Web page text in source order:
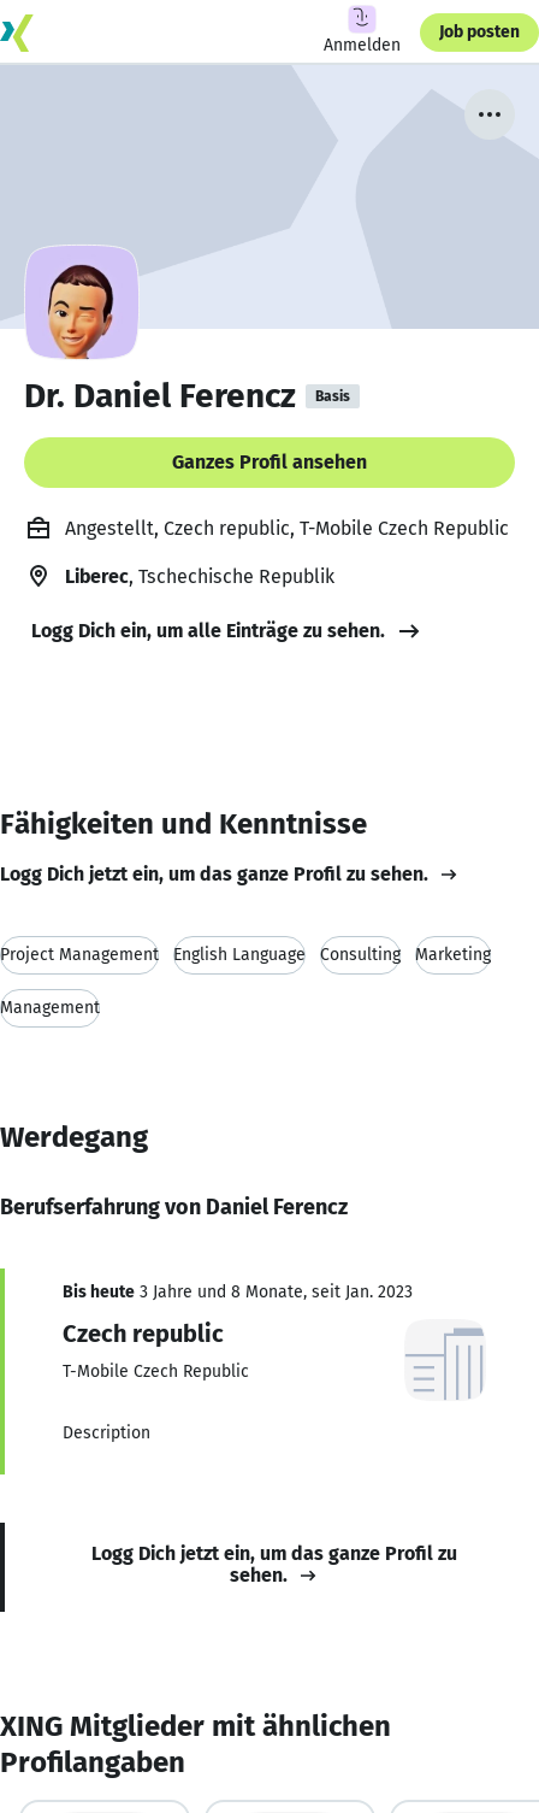
Anmelden
Job posten
Dr. Daniel Ferencz Basis
Ganzes Profil ansehen
Angestellt, Czech republic, T-Mobile Czech Republic
Liberec, Tschechische Republik
Logg Dich ein, um alle Einträge zu sehen.
Fähigkeiten und Kenntnisse
Logg Dich jetzt ein, um das ganze Profil zu sehen.
Project Management English Language Consulting Marketing
Management
Werdegang
Berufserfahrung von Daniel Ferencz
Bis heute 3 Jahre und 8 Monate, seit Jan. 2023
Czech republic
T-Mobile Czech Republic
Description
Logg Dich jetzt ein, um das ganze Profil zu
sehen.
XING Mitglieder mit ähnlichen
Profilangaben